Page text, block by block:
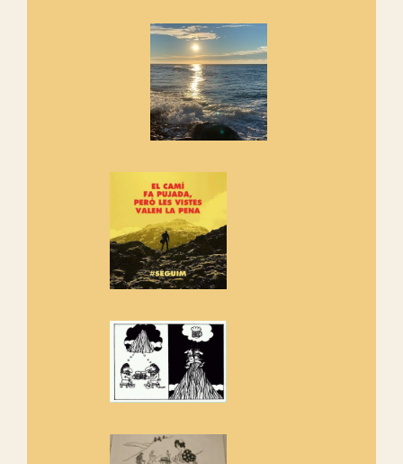
Si no podem caminar, alguna
cosa hem de fer...
Els Centpeus signen el
Manifest a favor dels Camins
adhereix-te al manifest!
Rebem un diploma dels
Amics de Sant Aniol d'Aguja
Els Centpeus estem implicats
amb la recuperació del refugi i